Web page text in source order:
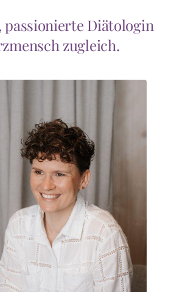
passionierte Diätologin
zugleich.